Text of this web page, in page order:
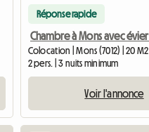
Réponse rapide
Colocation | Mons (7012) | 20 M2
2 pers. | 3 nuits minimum
Voir l'annonce